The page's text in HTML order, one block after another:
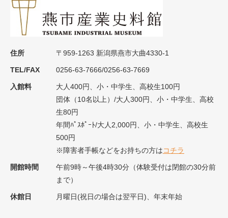
住所 〒959-1263 新潟県燕市大曲4330-1
TEL/FAX 0256-63-7666/0256-63-7669
入館料
大人400円、小・中学生、高校生100円
団体（10名以上）/大人300円、小・中学生、高校
生80円
年間ﾊﾟｽﾎﾟｰﾄ/大人2,000円、小・中学生、高校生
500円
※障害者手帳などをお持ちの方はコチラ
開館時間
午前9時～午後4時30分（体験受付は閉館の30分前
まで）
休館日 月曜日(祝日の場合は翌平日)、年末年始